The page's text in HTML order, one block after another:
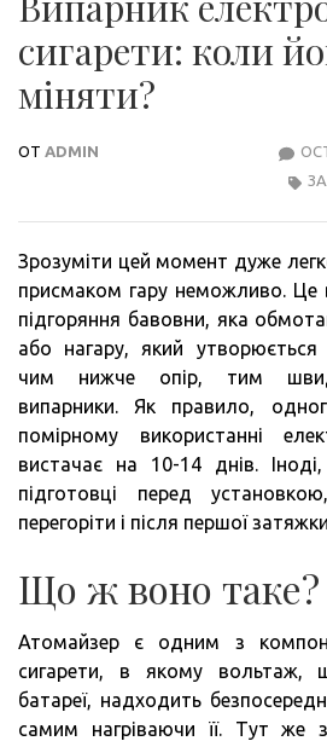
сигарети: коли
міняти?
ОТ ADMIN
Зрозуміти цей момент дуже
присмаком гару неможливо. Це
підгоряння бавовни, яка
або нагару, який утворюється
чим нижче опір, тим
випарники. Як правило,
помірному використанні
вистачає на 10-14 днів.
підготовці перед
перегоріти і після першої
Що ж воно таке?
Атомайзер є одним з
сигарети, в якому вольтаж,
батареї, надходить
самим нагріваючи її. Тут же